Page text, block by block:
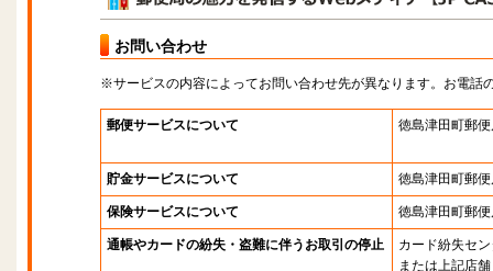
お問い合わせ
※サービスの内容によってお問い合わせ先が異なります。お電話
郵便サービスについて 徳島津田町郵
貯金サービスについて 徳島津田町郵
保険サービスについて 徳島津田町郵
通帳やカードの紛失・盗難に伴うお取引の停止
カード紛失セ
または上記店舗